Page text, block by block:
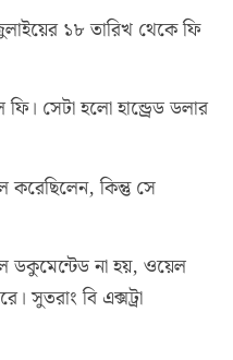
১৮ তারিখ থেকে ফি
সেটা হলো হান্ড্রেড ডলার
করেছিলেন, কিন্তু সে
ডকুমেন্টেড না হয়, ওয়েল
সুতরাং বি এক্সট্রা